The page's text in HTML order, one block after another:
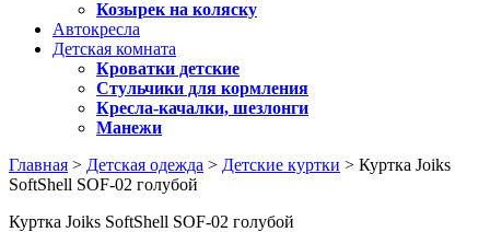
Козырек на коляску
Автокресла
Детская комната
Кроватки детские
Стульчики для кормления
Кресла-качалки, шезлонги
Манежи
Главная > Детская одежда > Детские куртки > Куртка Joiks
SoftShell SOF-02 голубой
Куртка Joiks SoftShell SOF-02 голубой